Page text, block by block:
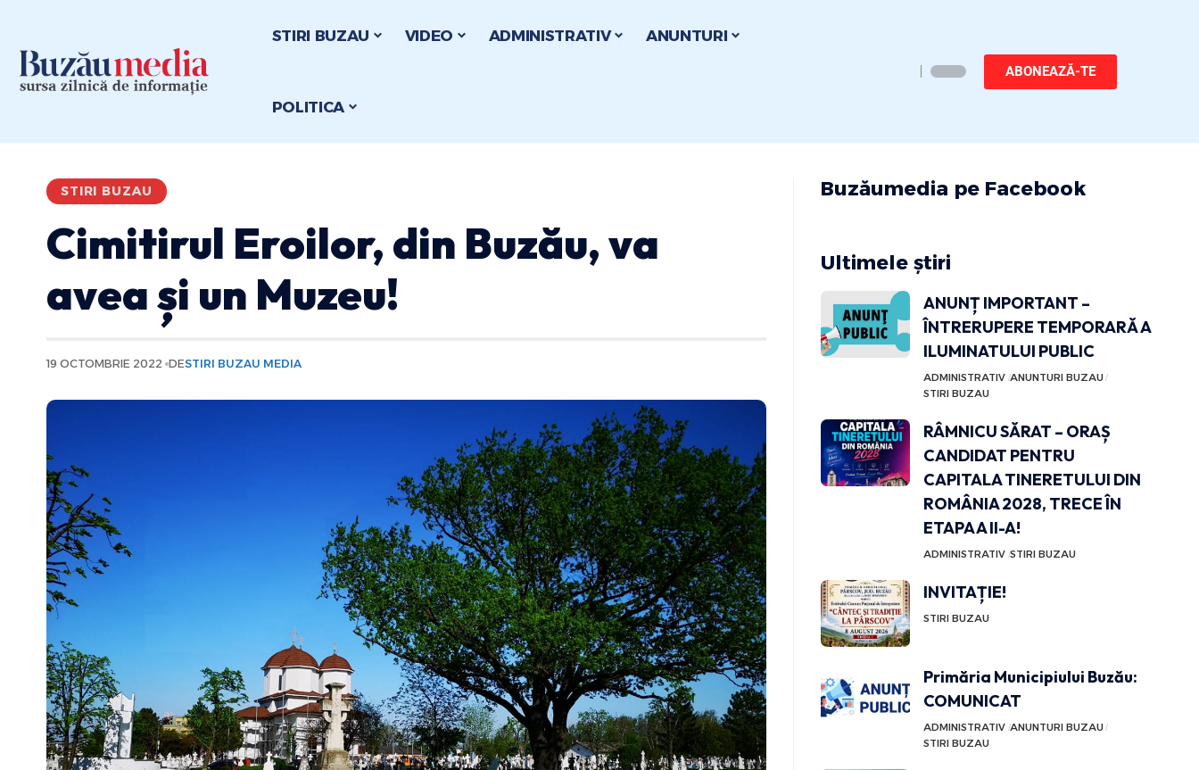
STIRI BUZAU VIDEO ADMINISTRATIV ANUNTURI
POLITICA
ABONEAZĂ-TE
STIRI BUZAU
Cimitirul Eroilor, din Buzău, va
avea și un Muzeu!
19 OCTOMBRIE 2022 DESTIRI BUZAU MEDIA
Buzăumedia pe Facebook
Ultimele știri
ANUNȚ IMPORTANT –
ÎNTRERUPERE TEMPORARĂ A
ILUMINATULUI PUBLIC
ADMINISTRATIV ANUNTURI BUZAU
STIRI BUZAU
RÂMNICU SĂRAT – ORAȘ
CANDIDAT PENTRU
CAPITALA TINERETULUI DIN
ROMÂNIA 2028, TRECE ÎN
ETAPA A II-A!
ADMINISTRATIV STIRI BUZAU
INVITAȚIE!
STIRI BUZAU
Primăria Municipiului Buzău:
COMUNICAT
ADMINISTRATIV ANUNTURI BUZAU
STIRI BUZAU